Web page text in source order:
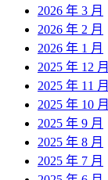
2026 年 3 月
2026 年 2 月
2026 年 1 月
2025 年 12 月
2025 年 11 月
2025 年 10 月
2025 年 9 月
2025 年 8 月
2025 年 7 月